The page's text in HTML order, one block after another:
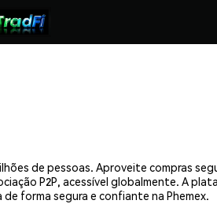
de pessoas. Aproveite compras
P2P, acessível globalmente. A
forma segura e confiante na Phemex.